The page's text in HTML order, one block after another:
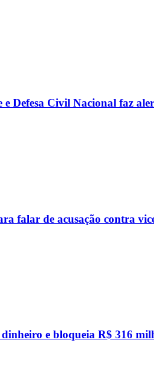
Defesa Civil Nacional faz
falar de acusação contra
e bloqueia R$ 316